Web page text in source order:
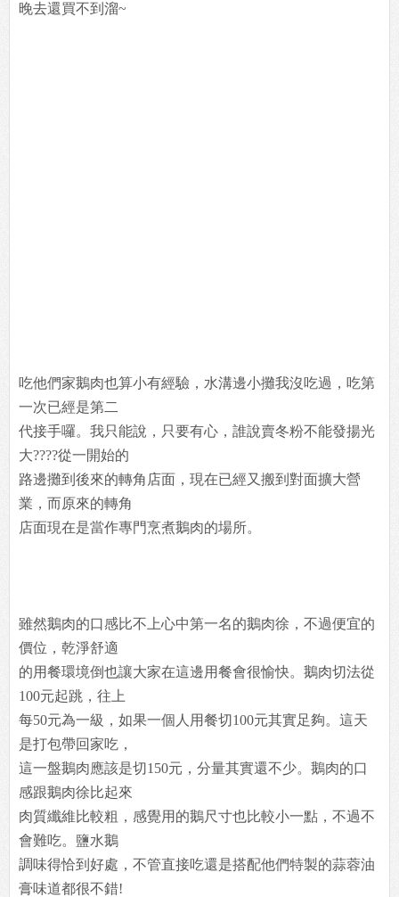
晚去還買不到溜~
吃他們家鵝肉也算小有經驗，水溝邊小攤我沒吃過，吃第
一次已經是第二
代接手囉。我只能說，只要有心，誰說賣冬粉不能發揚光
大????從一開始的
路邊攤到後來的轉角店面，現在已經又搬到對面擴大營
業，而原來的轉角
店面現在是當作專門烹煮鵝肉的場所。
雖然鵝肉的口感比不上心中第一名的鵝肉徐，不過便宜的
價位，乾淨舒適
的用餐環境倒也讓大家在這邊用餐會很愉快。鵝肉切法從
100元起跳，往上
每50元為一級，如果一個人用餐切100元其實足夠。這天
是打包帶回家吃，
這一盤鵝肉應該是切150元，分量其實還不少。鵝肉的口
感跟鵝肉徐比起來
肉質纖維比較粗，感覺用的鵝尺寸也比較小一點，不過不
會難吃。鹽水鵝
調味得恰到好處，不管直接吃還是搭配他們特製的蒜蓉油
膏味道都很不錯!